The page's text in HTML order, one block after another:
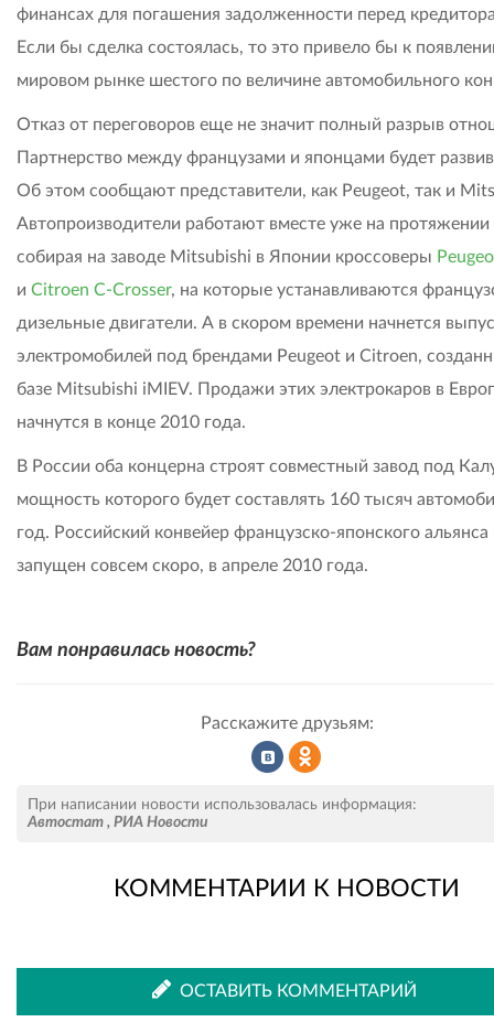
финансах для погашения задолженности перед
Если бы сделка состоялась, то это привело бы к
мировом рынке шестого по величине автомобильного
Отказ от переговоров еще не значит полный разрыв
Партнерство между французами и японцами будет
Об этом сообщают представители, как Peugeot, так и
Автопроизводители работают вместе уже на протяжении
собирая на заводе Mitsubishi в Японии кроссоверы
и Citroen C-Crosser, на которые устанавливаются
дизельные двигатели. А в скором времени начнется
электромобилей под брендами Peugeot и Citroen,
базе Mitsubishi iMIEV. Продажи этих электрокаров в
начнутся в конце 2010 года.
В России оба концерна строят совместный завод под
мощность которого будет составлять 160 тысяч
год. Российский конвейер французско-японского альянса
запущен совсем скоро, в апреле 2010 года.
Вам понравилась новость?
Расскажите друзьям:
во
ВКонтакте
Одноклассниках
При написании новости использовалась информация:
Автостат , РИА Новости
КОММЕНТАРИИ К НОВОСТИ
ОСТАВИТЬ КОММЕНТАРИЙ